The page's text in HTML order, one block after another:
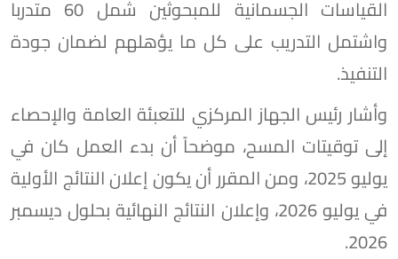
القياسات الجسمانية للمبحوثين شمل 60 متدربا
واشتمل التدريب على كل ما يؤهلهم لضمان جودة
التنفيذ.
وأشار رئيس الجهاز المركزي للتعبئة العامة والإحصاء
إلى توقيتات المسح، موضحاً أن بدء العمل كان في
يوليو 2025، ومن المقرر أن يكون إعلان النتائج الأولية
في يوليو 2026، وإعلان النتائج النهائية بحلول ديسمبر
2026.